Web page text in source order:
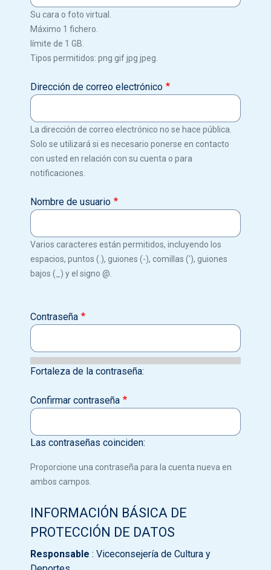
Su cara o foto virtual.
Máximo 1 fichero.
límite de 1 GB.
Tipos permitidos: png gif jpg jpeg.
Dirección de correo electrónico
La dirección de correo electrónico no se hace pública.
Solo se utilizará si es necesario ponerse en contacto
con usted en relación con su cuenta o para
notificaciones.
Nombre de usuario
Varios caracteres están permitidos, incluyendo los
espacios, puntos (.), guiones (-), comillas ('), guiones
bajos (_) y el signo @.
Contraseña
Fortaleza de la contraseña:
Confirmar contraseña
Las contraseñas coinciden:
Proporcione una contraseña para la cuenta nueva en
ambos campos.
INFORMACIÓN BÁSICA DE
PROTECCIÓN DE DATOS
Responsable : Viceconsejería de Cultura y